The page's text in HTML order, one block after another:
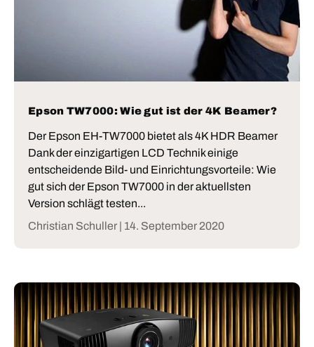
Epson TW7000: Wie gut ist der 4K Beamer?
Der Epson EH-TW7000 bietet als 4K HDR Beamer
Dank der einzigartigen LCD Technik einige
entscheidende Bild- und Einrichtungsvorteile: Wie
gut sich der Epson TW7000 in der aktuellsten
Version schlägt testen...
Christian Schuller | 14. September 2020